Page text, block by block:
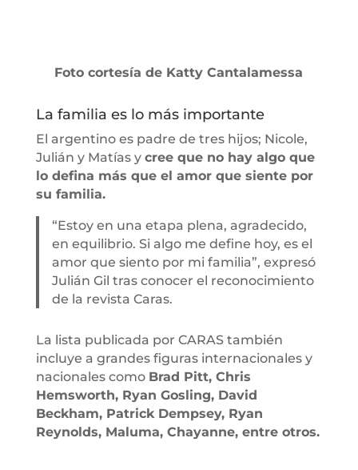
Foto cortesía de Katty Cantalamessa
La familia es lo más importante
El argentino es padre de tres hijos; Nicole,
Julián y Matías y cree que no hay algo que
lo defina más que el amor que siente por
su familia.
“Estoy en una etapa plena, agradecido,
en equilibrio. Si algo me define hoy, es el
amor que siento por mi familia”, expresó
Julián Gil tras conocer el reconocimiento
de la revista Caras.
La lista publicada por CARAS también
incluye a grandes figuras internacionales y
nacionales como Brad Pitt, Chris
Hemsworth, Ryan Gosling, David
Beckham, Patrick Dempsey, Ryan
Reynolds, Maluma, Chayanne, entre otros.